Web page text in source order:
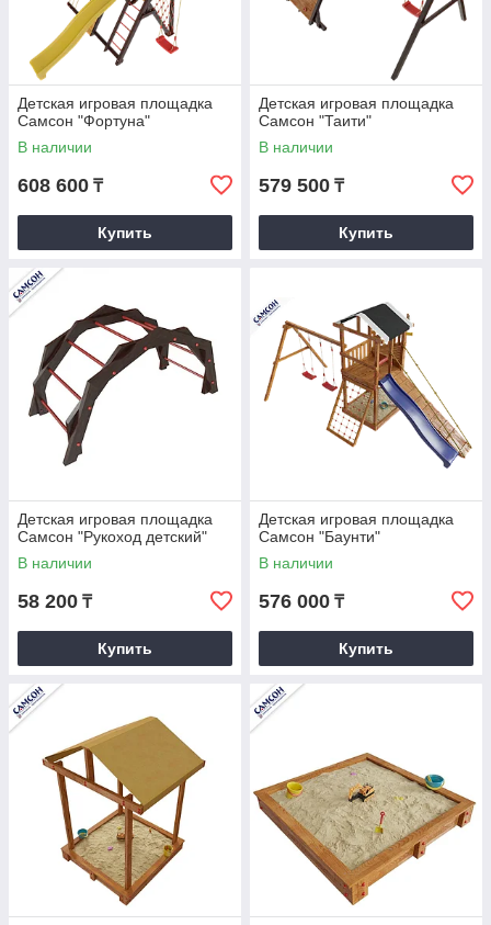
Детская игровая площадка
Самсон "Фортуна"
В наличии
608 600 ₸
Купить
Детская игровая площадка
Самсон "Таити"
В наличии
579 500 ₸
Купить
Детская игровая площадка
Самсон "Рукоход детский"
В наличии
58 200 ₸
Купить
Детская игровая площадка
Самсон "Баунти"
В наличии
576 000 ₸
Купить